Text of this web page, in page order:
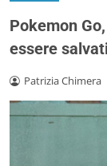
Pokemon
essere
Patrizia Chimera